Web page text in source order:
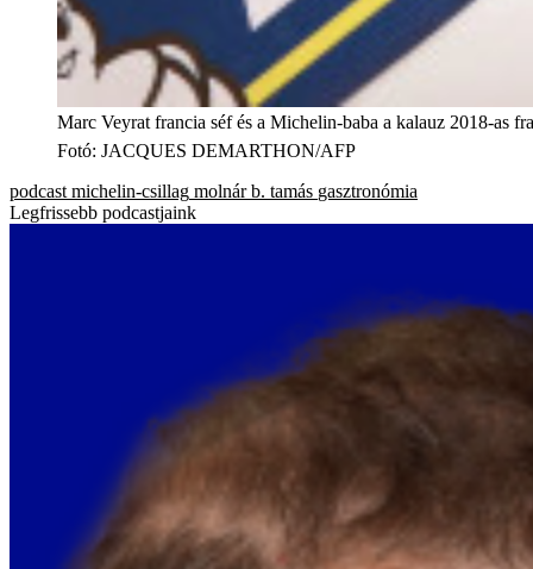
Marc Veyrat francia séf és a Michelin-baba a kalauz 2018-as
Fotó: JACQUES DEMARTHON/AFP
podcast michelin-csillag molnár b. tamás gasztronómia
Legfrissebb podcastjaink